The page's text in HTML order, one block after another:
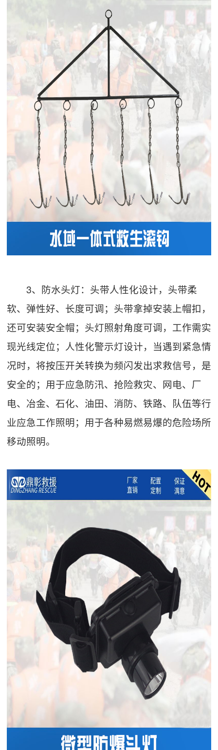
3、防水头灯：头带人性化设计，头带柔
软、弹性好、长度可调；头带拿掉安装上帽扣，
还可安装安全帽；头灯照射角度可调，工作需实
现光线定位；人性化警示灯设计，当遇到紧急情
况时，将按压开关转换为频闪发出求救信号，是
安全的；用于应急防汛、抢险救灾、网电、厂
电、冶金、石化、油田、消防、铁路、队伍等行
业应急工作照明；用于各种易燃易爆的危险场所
移动照明。